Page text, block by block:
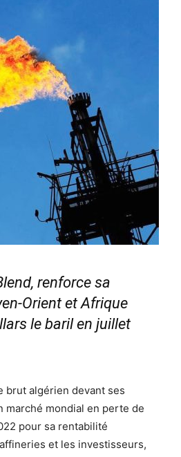
renforce sa
Orient et Afrique
le baril en juillet
brut algérien devant ses
mondial en perte de
pour sa rentabilité
et les investisseurs,